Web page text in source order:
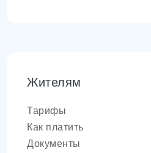
Жителям
Тарифы
Как платить
Документы